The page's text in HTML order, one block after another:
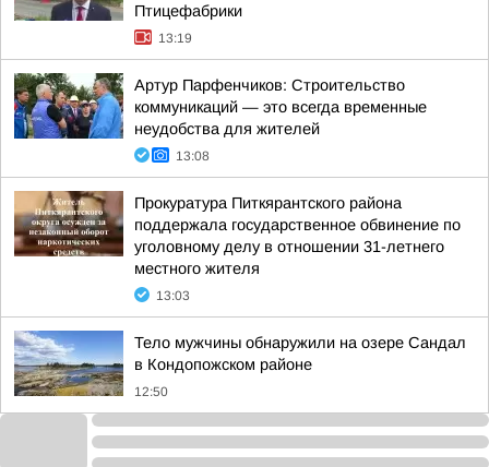
Птицефабрики
13:19
Артур Парфенчиков: Строительство
коммуникаций — это всегда временные
неудобства для жителей
13:08
Прокуратура Питкярантского района
поддержала государственное обвинение по
уголовному делу в отношении 31-летнего
местного жителя
13:03
Тело мужчины обнаружили на озере Сандал
в Кондопожском районе
12:50